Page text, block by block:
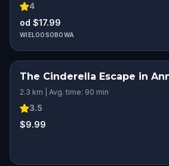
4
od $17.99
WIELOOSOBOWA
The Cinderella Escape in
2.3 km | Avg. time: 90 min
3.5
$9.99